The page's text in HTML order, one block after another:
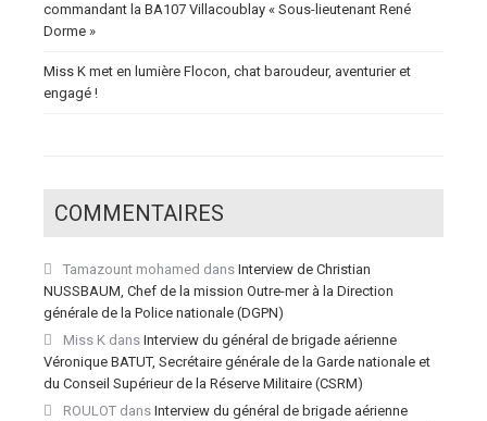
commandant la BA107 Villacoublay « Sous-lieutenant René
Dorme »
Miss K met en lumière Flocon, chat baroudeur, aventurier et
engagé !
COMMENTAIRES
Tamazount mohamed dans Interview de Christian
NUSSBAUM, Chef de la mission Outre-mer à la Direction
générale de la Police nationale (DGPN)
Miss K dans Interview du général de brigade aérienne
Véronique BATUT, Secrétaire générale de la Garde nationale et
du Conseil Supérieur de la Réserve Militaire (CSRM)
ROULOT dans Interview du général de brigade aérienne